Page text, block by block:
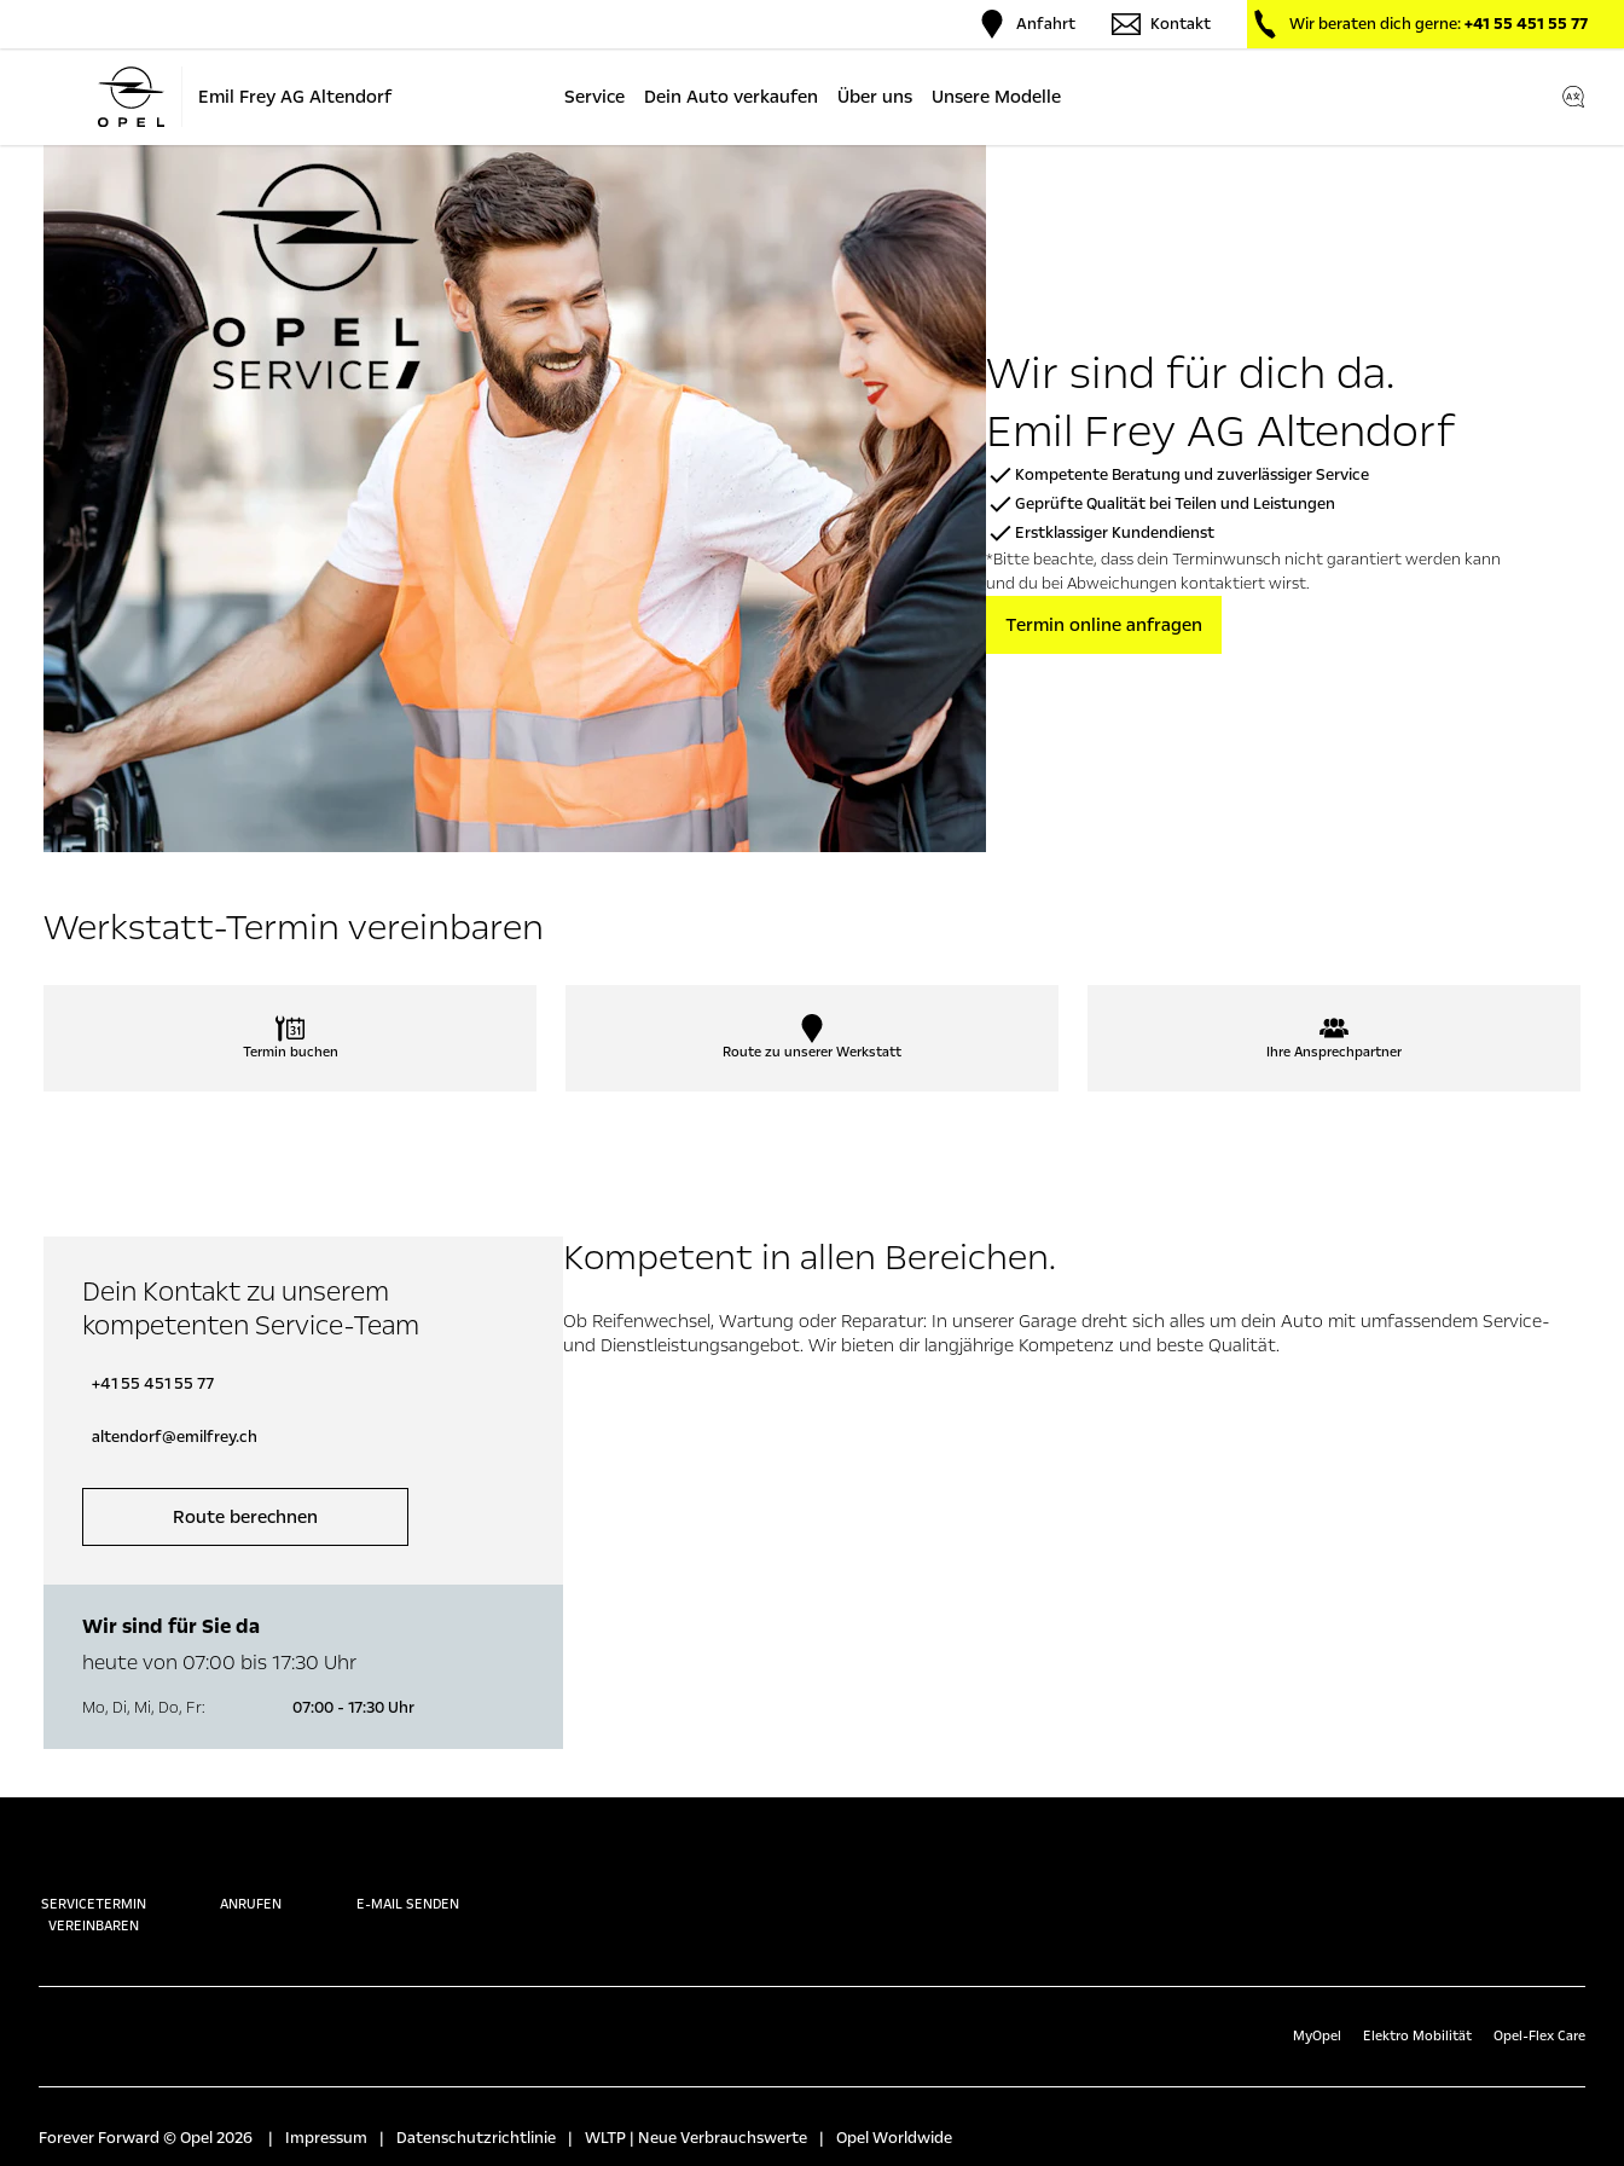
Anfahrt Kontakt Wir beraten dich gerne:+41 55 451 55 77
Emil Frey AG Altendorf Service Dein Auto verkaufen Über uns Unsere Modelle
Wir sind für dich da.
Emil Frey AG Altendorf
Kompetente Beratung und zuverlässiger Service
Geprüfte Qualität bei Teilen und Leistungen
Erstklassiger Kundendienst
*Bitte beachte, dass dein Terminwunsch nicht garantiert werden kann
und du bei Abweichungen kontaktiert wirst.
Termin online anfragen
Werkstatt-Termin vereinbaren
Termin buchen Route zu unserer Werkstatt Ihre Ansprechpartner
Kompetent in allen Bereichen.
Ob Reifenwechsel, Wartung oder Reparatur: In unserer Garage dreht sich alles um dein Auto mit umfassendem Service-
und Dienstleistungsangebot. Wir bieten dir langjährige Kompetenz und beste Qualität.
Dein Kontakt zu unserem
kompetenten Service-Team
+41 55 451 55 77
altendorf@emilfrey.ch
Route berechnen
Wir sind für Sie da
heute von 07:00 bis 17:30 Uhr
Mo, Di, Mi, Do, Fr: 07:00 - 17:30 Uhr
SERVICETERMIN
VEREINBAREN
ANRUFEN E-MAIL SENDEN
MyOpel Elektro Mobilität Opel-Flex Care
Forever Forward © Opel 2026 | Impressum | Datenschutzrichtlinie | WLTP | Neue Verbrauchswerte | Opel Worldwide